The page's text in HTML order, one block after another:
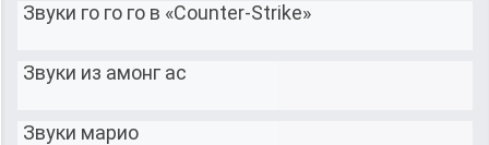
Звуки го го го в «Counter-Strike»
Звуки из амонг ас
Звуки марио